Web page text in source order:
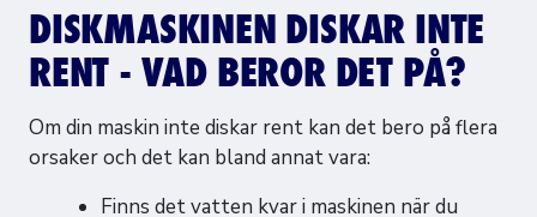
DISKMASKINEN DISKAR INTE
RENT - VAD BEROR DET PÅ?
Om din maskin inte diskar rent kan det bero på flera
orsaker och det kan bland annat vara:
Finns det vatten kvar i maskinen när du